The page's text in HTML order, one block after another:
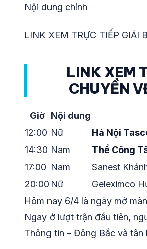
Nội dung chính
LINK XEM TRỰC TIẾP GIẢI
LINK XEM
CHUYỀN
Giờ Nội dung
12:00 Nữ Hà Nội
14:30 Nam Thể Công
17:00 Nam Sanest
20:00 Nữ Geleximco
Hôm nay 6/4 là ngày mở
Ngay ở lượt trận đầu tiên,
Thông tin – Đông Bắc và